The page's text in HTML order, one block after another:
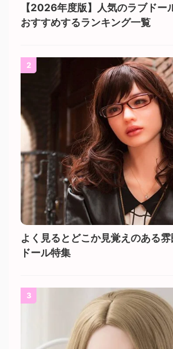
【2026年度版】人気のラブドー
おすすめするランキング一覧
2
よく見るとどこか見覚えのある
ドール特集
3